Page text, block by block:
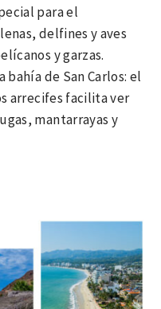
para el
delfines y aves
y garzas.
bahía de San Carlos: el
arrecifes facilita ver
mantarrayas y